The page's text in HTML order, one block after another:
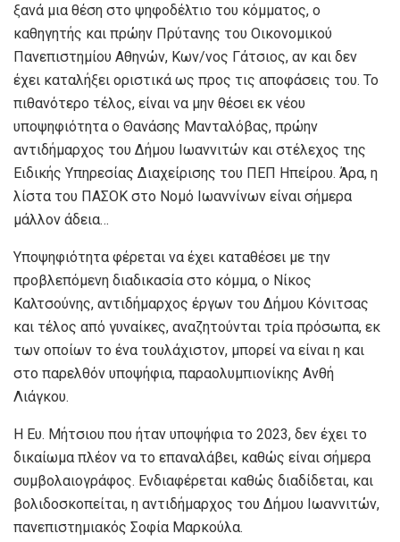
ξανά μια θέση στο ψηφοδέλτιο του κόμματος, ο
καθηγητής και πρώην Πρύτανης του Οικονομικού
Πανεπιστημίου Αθηνών, Κων/νος Γάτσιος, αν και δεν
έχει καταλήξει οριστικά ως προς τις αποφάσεις του. Το
πιθανότερο τέλος, είναι να μην θέσει εκ νέου
υποψηφιότητα ο Θανάσης Μανταλόβας, πρώην
αντιδήμαρχος του Δήμου Ιωαννιτών και στέλεχος της
Ειδικής Υπηρεσίας Διαχείρισης του ΠΕΠ Ηπείρου. Άρα, η
λίστα του ΠΑΣΟΚ στο Νομό Ιωαννίνων είναι σήμερα
μάλλον άδεια…
Υποψηφιότητα φέρεται να έχει καταθέσει με την
προβλεπόμενη διαδικασία στο κόμμα, ο Νίκος
Καλτσούνης, αντιδήμαρχος έργων του Δήμου Κόνιτσας
και τέλος από γυναίκες, αναζητούνται τρία πρόσωπα, εκ
των οποίων το ένα τουλάχιστον, μπορεί να είναι η και
στο παρελθόν υποψήφια, παραολυμπιονίκης Ανθή
Λιάγκου.
Η Ευ. Μήτσιου που ήταν υποψήφια το 2023, δεν έχει το
δικαίωμα πλέον να το επαναλάβει, καθώς είναι σήμερα
συμβολαιογράφος. Ενδιαφέρεται καθώς διαδίδεται, και
βολιδοσκοπείται, η αντιδήμαρχος του Δήμου Ιωαννιτών,
πανεπιστημιακός Σοφία Μαρκούλα.